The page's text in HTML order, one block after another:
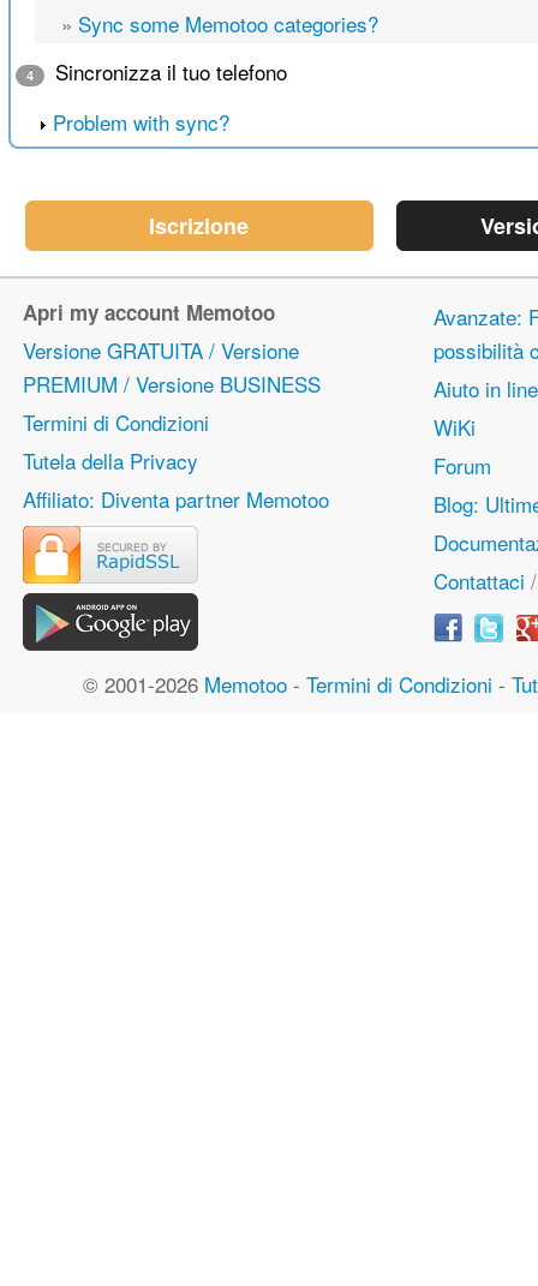
» Sync some Memotoo categories?
4
Sincronizza il tuo telefono
Problem with sync?
Iscrizione
Apri my account Memotoo
Versione GRATUITA / Versione
PREMIUM / Versione BUSINESS
Termini di Condizioni
Tutela della Privacy
Affiliato: Diventa partner Memotoo
Avanzate:
possibilità
Aiuto in
WiKi
Forum
Blog:
Contattaci
© 2001-2026 Memotoo- Termini di Condizioni -